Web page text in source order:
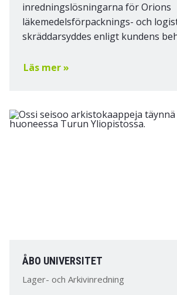
inredningslösningarna för Orions
läkemedelsförpacknings- och
skräddarsyddes enligt kundens
Läs mer »
ÅBO UNIVERSITET
Lager- och Arkivinredning